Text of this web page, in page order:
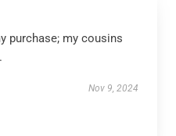
purchase; my cousins
Nov 9, 2024